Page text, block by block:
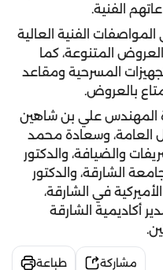
الفنية.
الفنية العالية
المتنوعة، كما
المسرحية ومقاعد
بالعروض.
المهندس علي بن شاهين
العامة، وسعادة محمد
والضيافة، والدكتور
الشارقة، والدكتور
في الشارقة،
أكاديمية الشارقة
مشاركة طباعة